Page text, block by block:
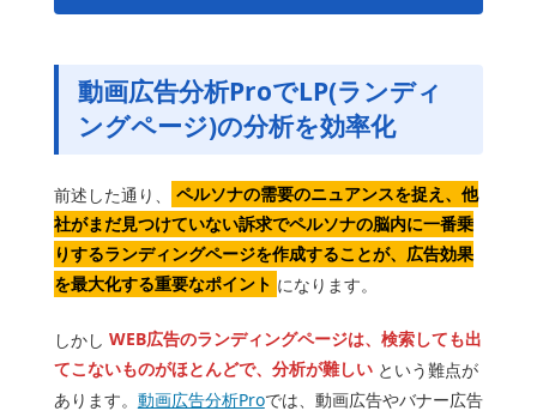
動画広告分析ProでLP(ランディ
ングページ)の分析を効率化
前述した通り、
ペルソナの需要のニュアンスを捉え、他
社がまだ見つけていない訴求でペルソナの脳内に一番乗
りするランディングページを作成することが、広告効果
を最大化する重要なポイント になります。
しかし WEB広告のランディングページは、検索しても出
てこないものがほとんどで、分析が難しい という難点が
あります。 動画広告分析Proでは、動画広告やバナー広告